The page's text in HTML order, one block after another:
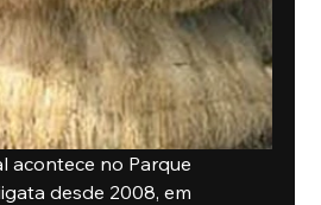
acontece no Parque
desde 2008, em